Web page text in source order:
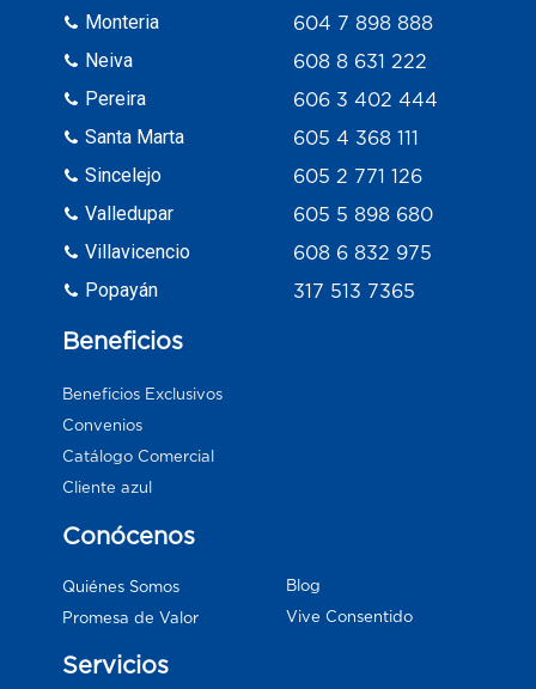
Monteria
Neiva
Pereira
Santa Marta
Sincelejo
Valledupar
Villavicencio
Popayán
604 7 898 888
608 8 631 222
606 3 402 444
605 4 368 111
605 2 771 126
605 5 898 680
608 6 832 975
317 513 7365
Beneficios
Beneficios Exclusivos
Convenios
Catálogo Comercial
Cliente azul
Conócenos
Quiénes Somos
Promesa de Valor
Blog
Vive Consentido
Servicios